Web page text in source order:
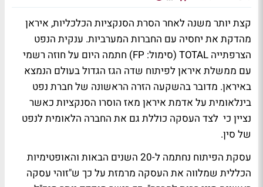
קצת יותר משנה לאחר הסרת הסנקציות הכלכליות, איראן
מהדקת את יחסיה עם החברות המערביות. ענקית הנפט
הצרפתייה TOTAL (סימול: FP) חתמה היום על חוזה רשמי
עם ממשלת איראן לפיתוח שדה הגז הגדול בעולם הנמצא
באיראן. מדובר בהשקעה הזרה הראשונה של חברת נפט
בינלאומית על אדמת איראן מאז הוסרו הסנקציות כאשר
נציין כי לצד העסקה כוללת גם את החברה הלאומית לנפט
של סין.
עסקת הפיתוח נחתמה ל-20 השנים הבאות והאופטימיות
הכללית שמלווה את העסקה מרמזת על כך ש"זוהי עסקה